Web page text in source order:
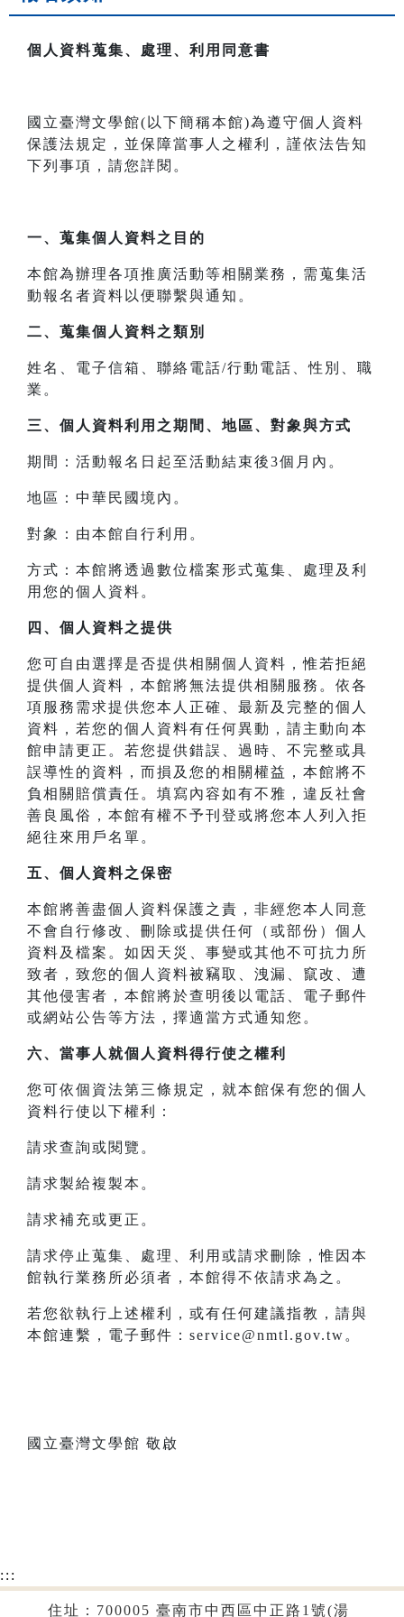
個人資料蒐集、處理、利用同意書
國立臺灣文學館(以下簡稱本館)為遵守個人資料
保護法規定，並保障當事人之權利，謹依法告知
下列事項，請您詳閱。
一、 蒐集個人資料之目的
本館為辦理各項推廣活動等相關業務，需蒐集活
動報名者資料以便聯繫與通知。
二、 蒐集個人資料之類別
姓名、電子信箱、聯絡電話/行動電話、性別、職
業。
三、 個人資料利用之期間、地區、對象與方式
期間：活動報名日起至活動結束後3個月內。
地區：中華民國境內。
對象：由本館自行利用。
方式：本館將透過數位檔案形式蒐集、處理及利
用您的個人資料。
四、 個人資料之提供
您可自由選擇是否提供相關個人資料，惟若拒絕
提供個人資料，本館將無法提供相關服務。依各
項服務需求提供您本人正確、最新及完整的個人
資料，若您的個人資料有任何異動，請主動向本
館申請更正。若您提供錯誤、過時、不完整或具
誤導性的資料，而損及您的相關權益，本館將不
負相關賠償責任。填寫內容如有不雅，違反社會
善良風俗，本館有權不予刊登或將您本人列入拒
絕往來用戶名單。
五、個人資料之保密
本館將善盡個人資料保護之責，非經您本人同意
不會自行修改、刪除或提供任何（或部份）個人
資料及檔案。如因天災、事變或其他不可抗力所
致者，致您的個人資料被竊取、洩漏、竄改、遭
其他侵害者，本館將於查明後以電話、電子郵件
或網站公告等方法，擇適當方式通知您。
六、當事人就個人資料得行使之權利
您可依個資法第三條規定，就本館保有您的個人
資料行使以下權利：
請求查詢或閱覽。
請求製給複製本。
請求補充或更正。
請求停止蒐集、處理、利用或請求刪除，惟因本
館執行業務所必須者，本館得不依請求為之。
若您欲執行上述權利，或有任何建議指教，請與
本館連繫，電子郵件：service@nmtl.gov.tw。
國立臺灣文學館 敬啟
:::
住址：700005 臺南市中西區中正路1號(湯